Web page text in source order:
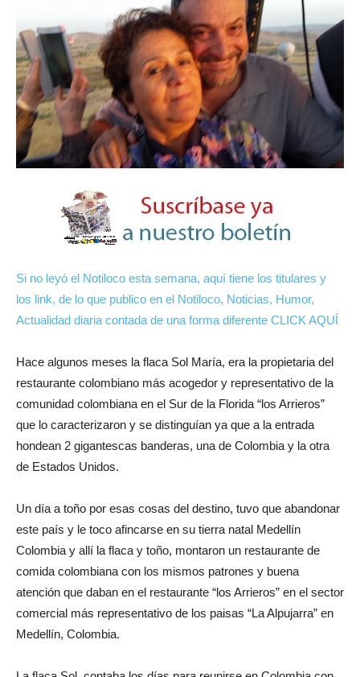
Si no leyó el Notiloco esta semana, aquí tiene los titulares y
los link, de lo que publico en el Notiloco, Noticias, Humor,
Actualidad diaria contada de una forma diferente CLICK AQUÍ
Hace algunos meses la flaca Sol María, era la propietaria del
restaurante colombiano más acogedor y representativo de la
comunidad colombiana en el Sur de la Florida “los Arrieros”
que lo caracterizaron y se distinguían ya que a la entrada
hondean 2 gigantescas banderas, una de Colombia y la otra
de Estados Unidos.
Un día a toño por esas cosas del destino, tuvo que abandonar
este país y le toco afincarse en su tierra natal Medellín
Colombia y allí la flaca y toño, montaron un restaurante de
comida colombiana con los mismos patrones y buena
atención que daban en el restaurante “los Arrieros” en el sector
comercial más representativo de los paisas “La Alpujarra” en
Medellín, Colombia.